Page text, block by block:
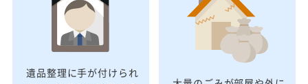
遺品整理に手が付けられ